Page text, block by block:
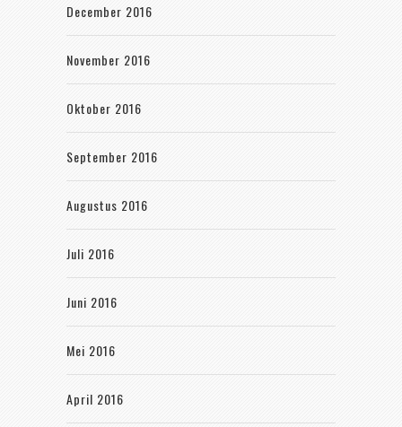
December 2016
November 2016
Oktober 2016
September 2016
Augustus 2016
Juli 2016
Juni 2016
Mei 2016
April 2016